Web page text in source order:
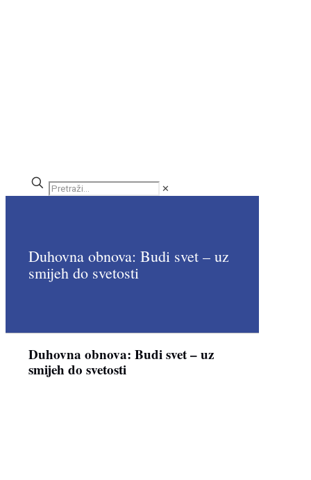
✕
Duhovna obnova: Budi svet – uz
smijeh do svetosti
Duhovna obnova: Budi svet – uz
smijeh do svetosti